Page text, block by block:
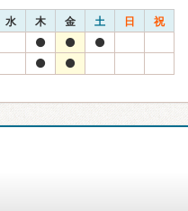
水 木 金 土 日 祝